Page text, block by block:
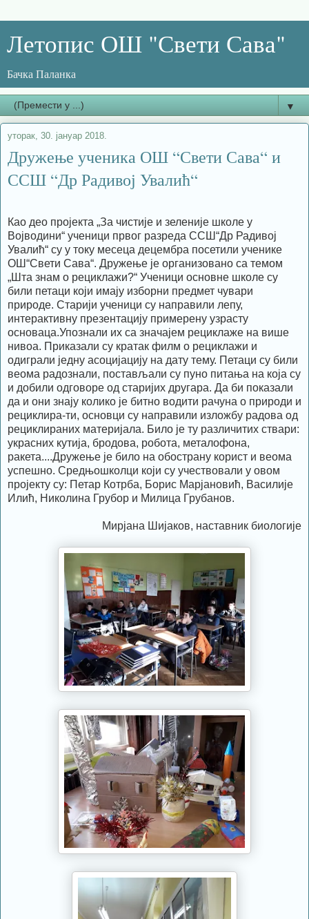
Летопис ОШ "Свети Сава"
Бачка Паланка
▼
уторак, 30. јануар 2018.
Дружење ученика ОШ “Свети Сава“ и
ССШ “Др Радивој Увалић“
Као део пројекта „За чистије и зеленије школе у
Војводини“ ученици првог разреда ССШ“Др Радивој
Увалић“ су у току месеца децембра посетили ученике
ОШ“Свети Сава“. Дружење је организовано са темом
„Шта знам о рециклажи?“ Ученици основне школе су
били петаци који имају изборни предмет чувари
природе. Старији ученици су направили лепу,
интерактивну презентацију примерену узрасту
основаца.Упознали их са значајем рециклаже на више
нивоа. Приказали су кратак филм о рециклажи и
одиграли једну асоцијацију на дату тему. Петаци су били
веома радознали, постављали су пуно питања на која су
и добили одговоре од старијих другара. Да би показали
да и они знају колико је битно водити рачуна о природи и
рециклира-ти, основци су направили изложбу радова од
рециклираних материјала. Било је ту различитих ствари:
украсних кутија, бродова, робота, металофона,
ракета....Дружење је било на обострану корист и веома
успешно. Средњошколци који су учествовали у овом
пројекту су: Петар Котрба, Борис Марјановић, Василије
Илић, Николина Грубор и Милица Грубанов.
Мирјана Шијаков, наставник биологије